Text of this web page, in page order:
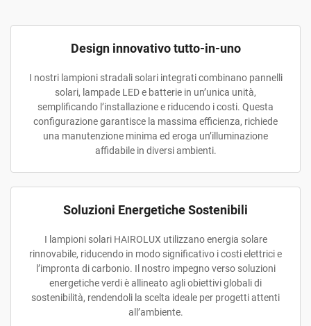
Design innovativo tutto-in-uno
I nostri lampioni stradali solari integrati combinano pannelli
solari, lampade LED e batterie in un’unica unità,
semplificando l’installazione e riducendo i costi. Questa
configurazione garantisce la massima efficienza, richiede
una manutenzione minima ed eroga un’illuminazione
affidabile in diversi ambienti.
Soluzioni Energetiche Sostenibili
I lampioni solari HAIROLUX utilizzano energia solare
rinnovabile, riducendo in modo significativo i costi elettrici e
l’impronta di carbonio. Il nostro impegno verso soluzioni
energetiche verdi è allineato agli obiettivi globali di
sostenibilità, rendendoli la scelta ideale per progetti attenti
all’ambiente.